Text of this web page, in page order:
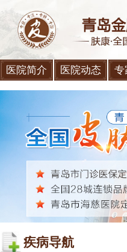
医院简介 医院动态 专
疾病导航